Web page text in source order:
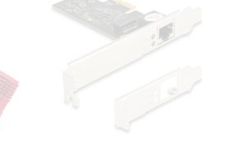
4 290 Ft